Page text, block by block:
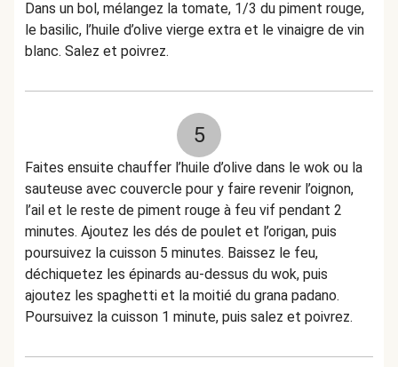
Dans un bol, mélangez la tomate, 1/3 du piment rouge,
le basilic, l’huile d’olive vierge extra et le vinaigre de vin
blanc. Salez et poivrez.
5
Faites ensuite chauffer l’huile d’olive dans le wok ou la
sauteuse avec couvercle pour y faire revenir l’oignon,
l’ail et le reste de piment rouge à feu vif pendant 2
minutes. Ajoutez les dés de poulet et l’origan, puis
poursuivez la cuisson 5 minutes. Baissez le feu,
déchiquetez les épinards au-dessus du wok, puis
ajoutez les spaghetti et la moitié du grana padano.
Poursuivez la cuisson 1 minute, puis salez et poivrez.